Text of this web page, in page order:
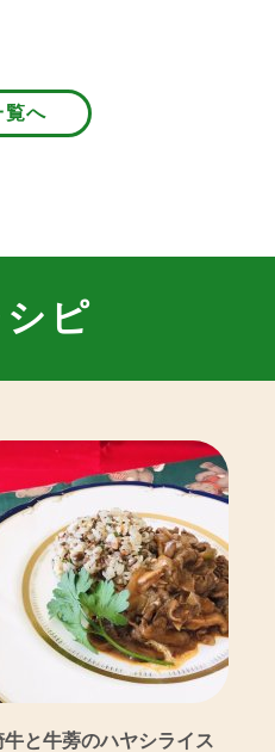
覧へ
ピ
牛と牛蒡のハヤシライス